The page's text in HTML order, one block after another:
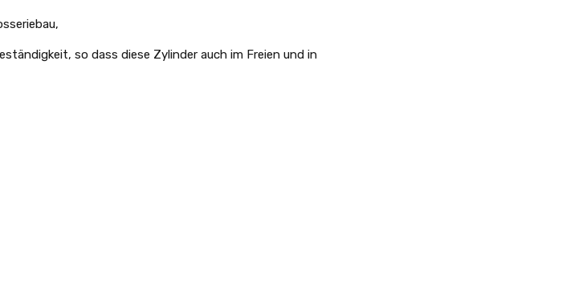
so dass diese Zylinder auch im Freien und in